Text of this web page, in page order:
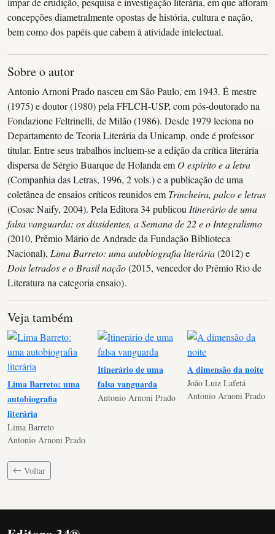
concepções diametralmente opostas de história, cultura e nação,
bem como dos papéis que cabem à atividade intelectual.
Sobre o autor
Antonio Arnoni Prado nasceu em São Paulo, em 1943. É mestre
(1975) e doutor (1980) pela FFLCH-USP, com pós-doutorado na
Fondazione Feltrinelli, de Milão (1986). Desde 1979 leciona no
Departamento de Teoria Literária da Unicamp, onde é professor
titular. Entre seus trabalhos incluem-se a edição da crítica literária
dispersa de Sérgio Buarque de Holanda em O espírito e a letra
(Companhia das Letras, 1996, 2 vols.) e a publicação de uma
coletânea de ensaios críticos reunidos em Trincheira, palco e letras
(Cosac Naify, 2004). Pela Editora 34 publicou Itinerário de uma
falsa vanguarda: os dissidentes, a Semana de 22 e o Integralismo
(2010, Prêmio Mário de Andrade da Fundação Biblioteca
Nacional), Lima Barreto: uma autobiografia literária(2012) e
Dois letrados e o Brasil nação(2015, vencedor do Prêmio Rio de
Literatura na categoria ensaio).
Veja também
Lima Barreto: uma
autobiografia
literária
Lima Barreto
Antonio Arnoni Prado
Itinerário de uma
falsa vanguarda
Antonio Arnoni Prado
A dimensão da noite
João Luiz Lafetá
Antonio Arnoni Prado
Voltar